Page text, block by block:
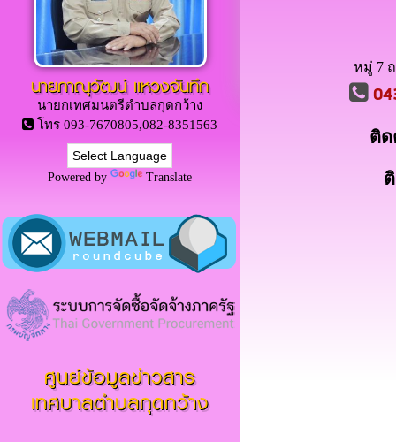
นายภาณุวัฒน์ เเหวงจันทึก
นายกเทศมนตรีตำบลกุดกว้าง
โทร 093-7670805,082-8351563
Powered by Translate
ศูนย์ข้อมูลข่าวสาร
เทศบาลตำบลกุดกว้าง
หมู่ 7
ติด